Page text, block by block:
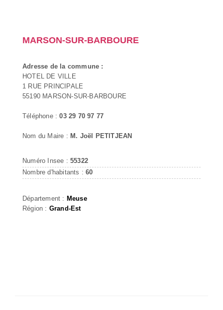
MARSON-SUR-BARBOURE
Adresse de la commune :
HOTEL DE VILLE
1 RUE PRINCIPALE
55190 MARSON-SUR-BARBOURE
Téléphone :03 29 70 97 77
Nom du Maire : M. Joël PETITJEAN
Numéro Insee : 55322
Nombre d'habitants :60
Département : Meuse
Région : Grand-Est